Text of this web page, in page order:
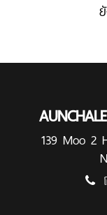
139 Moo 2